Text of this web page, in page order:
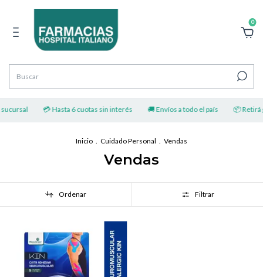
0
💳 Hasta 6 cuotas sin interés 🚚 Envíos a todo el país 📦 Retirá
Inicio . Cuidado Personal . Vendas
Vendas
Ordenar Filtrar